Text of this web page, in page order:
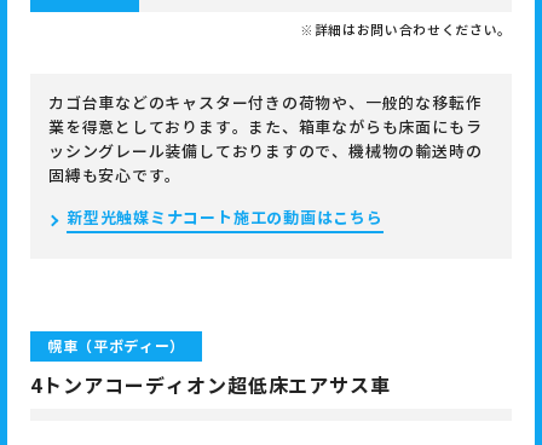
※詳細はお問い合わせください。
カゴ台車などのキャスター付きの荷物や、一般的な移転作
業を得意としております。また、箱車ながらも床面にもラ
ッシングレール装備しておりますので、機械物の輸送時の
固縛も安心です。
新型光触媒ミナコート施工の動画はこちら
幌車（平ボディー）
4トンアコーディオン超低床エアサス車